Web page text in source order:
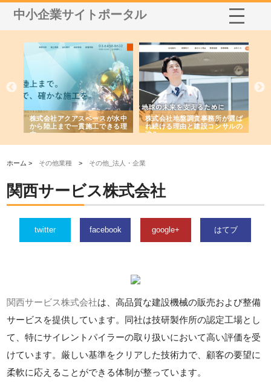
中小企業サイトポータル
株式会社アクアスペースが水中
から陸上まで一貫施工できる理
由
株式会社地盤調査事務所が選ば
れ続ける理由と建設コンサルの
強み
ホーム > その他業種 > その他_法人・企業
関西サービス株式会社
twitter facebook google+ はてブ
関西サービス株式会社は、高品質な建設機械の販売および整備
サービスを提供しています。同社は技研製作所の認定工場とし
て、特にサイレントパイラーの取り扱いにおいて高い評価を受
けています。厳しい基準をクリアした技術力で、顧客の要望に
柔軟に応えることができる体制が整っています。